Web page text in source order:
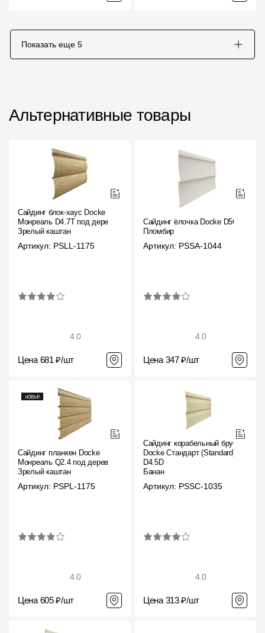
Показать еще 5
Альтернативные товары
Сайдинг блок-хаус Docke
Монреаль D4.7T под дерево
Зрелый каштан
Артикул: PSLL-1175
4.0
Цена 681 ₽/шт
Сайдинг ёлочка Docke D5C
Пломбир
Артикул: PSSA-1044
4.0
Цена 347 ₽/шт
Сайдинг планкен Docke
Монреаль Q2.4 под дерево
Зрелый каштан
Артикул: PSPL-1175
4.0
Цена 605 ₽/шт
Сайдинг корабельный брус
Docke Стандарт (Standard)
D4.5D
Банан
Артикул: PSSC-1035
4.0
Цена 313 ₽/шт